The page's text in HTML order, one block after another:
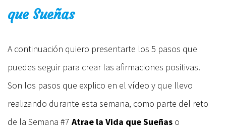
que Sueñas
A continuación quiero presentarte los 5 pasos que
puedes seguir para crear las afirmaciones positivas.
Son los pasos que explico en el vídeo y que llevo
realizando durante esta semana, como parte del reto
de la Semana #7 Atrae la Vida que Sueñas o